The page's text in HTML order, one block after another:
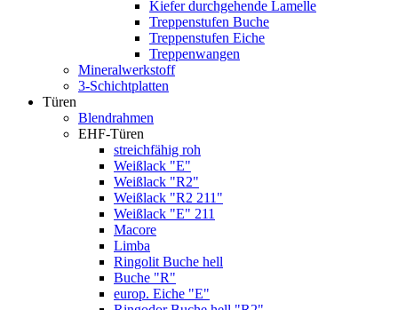
Kiefer durchgehende Lamelle
Treppenstufen Buche
Treppenstufen Eiche
Treppenwangen
Mineralwerkstoff
3-Schichtplatten
Türen
Blendrahmen
EHF-Türen
streichfähig roh
Weißlack "E"
Weißlack "R2"
Weißlack "R2 211"
Weißlack "E" 211
Macore
Limba
Ringolit Buche hell
Buche "R"
europ. Eiche "E"